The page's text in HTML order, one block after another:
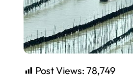
Post Views: 78,749